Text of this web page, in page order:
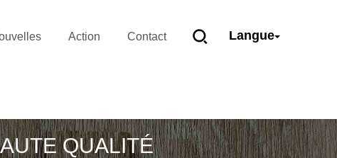
Action Contact Langue
QUALITÉ